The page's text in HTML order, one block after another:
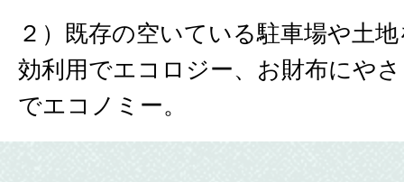
２）既存の空いている駐車場や土
効利用でエコロジー、お財布にや
でエコノミー。